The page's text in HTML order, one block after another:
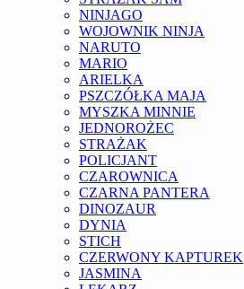
NINJAGO
WOJOWNIK NINJA
NARUTO
MARIO
ARIELKA
PSZCZÓŁKA MAJA
MYSZKA MINNIE
JEDNOROŻEC
STRAŻAK
POLICJANT
CZAROWNICA
CZARNA PANTERA
DINOZAUR
DYNIA
STICH
CZERWONY KAPTUREK
JASMINA